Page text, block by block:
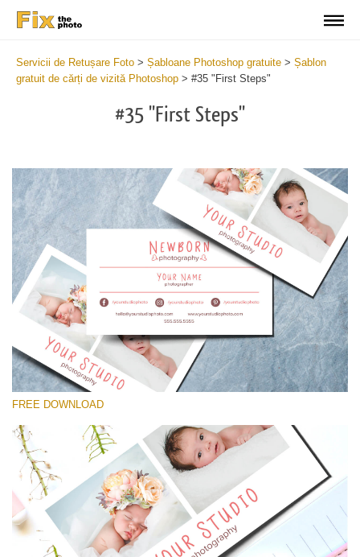
Servicii de Retușare Foto > Șabloane Photoshop gratuite > Șablon
gratuit de cărți de vizită Photoshop > #35 "First Steps"
#35 "First Steps"
Te rog selecteaza
Free Template #35
Newborn Photography Price List
FREE DOWNLOAD